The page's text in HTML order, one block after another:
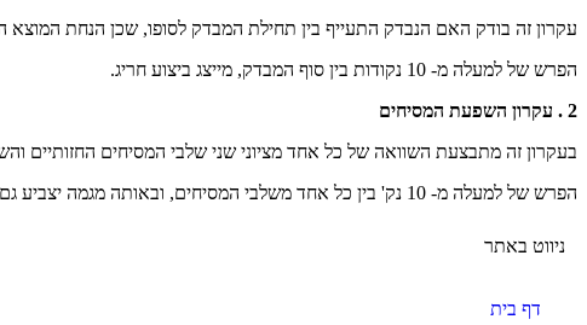
עקרון זה בודק האם הנבדק התעייף בין תחילת המבדק לסופו, שכן הנחת
הפרש של למעלה מ- 10 נקודות בין סוף המבדק, מייצג ביצוע חריג.
2 . עקרון השפעת המסיחים
בעקרון זה מתבצעת השוואה של כל אחד מציוני שני שלבי המסיחים החזותיים והשמיעתיים,
הפרש של למעלה מ- 10 נק' בין כל אחד משלבי המסיחים, ובאותה מגמה יצביע גם הוא על ביצוע חריג.
ניווט באתר
דף בית